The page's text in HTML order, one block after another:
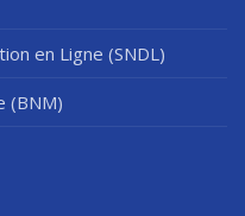
en Ligne (SNDL)
(BNM)